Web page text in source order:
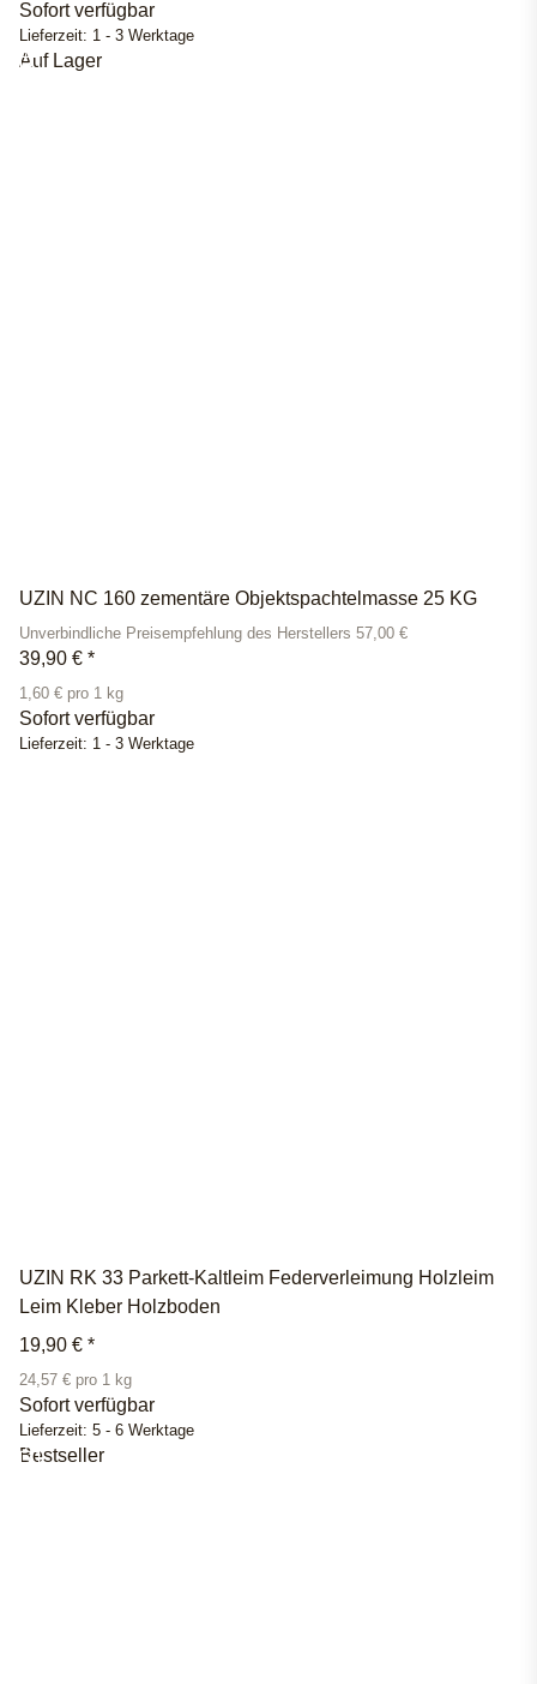
Sofort verfügbar
Lieferzeit: 1 - 3 Werktage
Auf Lager
UZIN NC 160 zementäre Objektspachtelmasse 25 KG
Unverbindliche Preisempfehlung des Herstellers 57,00 €
39,90 € *
1,60 € pro 1 kg
Sofort verfügbar
Lieferzeit: 1 - 3 Werktage
UZIN RK 33 Parkett-Kaltleim Federverleimung Holzleim
Leim Kleber Holzboden
19,90 € *
24,57 € pro 1 kg
Sofort verfügbar
Lieferzeit: 5 - 6 Werktage
Bestseller